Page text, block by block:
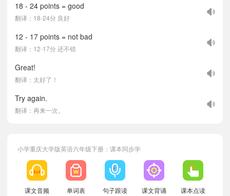
18 - 24 points = good
翻译：18-24分 良好
12 - 17 points = not bad
翻译：12-17分 还不错
Great!
翻译：太好了！
Try again.
翻译：再来一次。
小学重庆大学版英语六年级下册：课本同步学
课文音频 单词表 句子跟读 课文背诵 课本点读